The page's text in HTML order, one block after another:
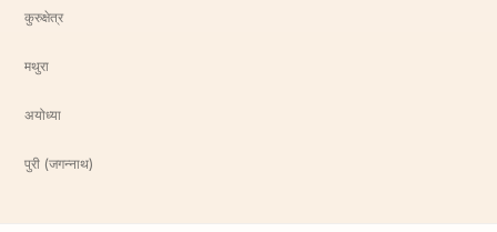
कुरुक्षेत्र
मथुरा
अयोध्या
पुरी (जगन्नाथ)